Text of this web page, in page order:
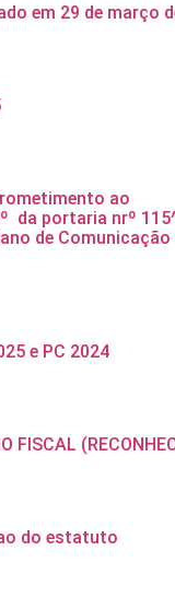
em 29 de março
ao
da portaria nrº
de Comunicação
e PC 2024
FISCAL
do estatuto